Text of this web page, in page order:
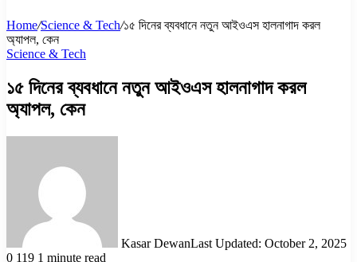
Home/Science & Tech/১৫ দিনের ব্যবধানে নতুন আইওএস হালনাগাদ করল
অ্যাপল, কেন
Science & Tech
১৫ দিনের ব্যবধানে নতুন আইওএস হালনাগাদ করল
অ্যাপল, কেন
Kasar DewanLast Updated: October 2, 2025
0 119 1 minute read